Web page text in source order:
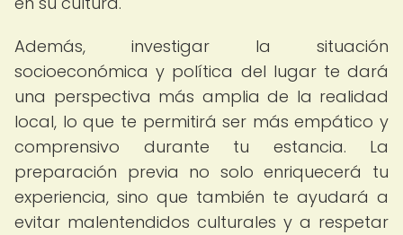
Además, investigar la situación
socioeconómica y política del lugar te dará
una perspectiva más amplia de la realidad
local, lo que te permitirá ser más empático y
comprensivo durante tu estancia. La
preparación previa no solo enriquecerá tu
experiencia, sino que también te ayudará a
evitar malentendidos culturales y a respetar